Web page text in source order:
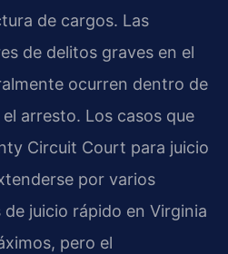
de cargos. Las
de delitos graves en el
ocurren dentro de
arresto. Los casos que
Circuit Court para juicio
por varios
juicio rápido en Virginia
pero el